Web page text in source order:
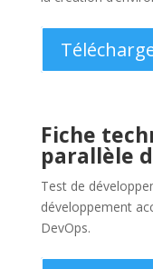
Étude de
du
DB/IQ
PackMan a trouvé
de données
supprimées pour